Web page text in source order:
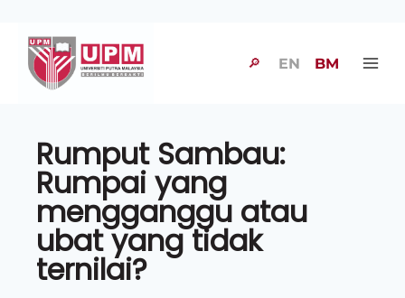
🔎 EN BM
Rumput Sambau:
Rumpai yang
mengganggu atau
ubat yang tidak
ternilai?